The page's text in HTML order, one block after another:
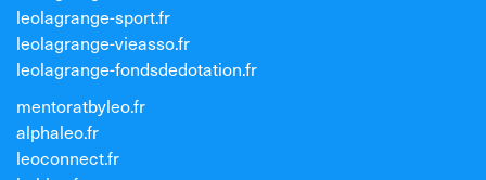
leolagrange-sport.fr
leolagrange-vieasso.fr
leolagrange-fondsdedotation.fr
mentoratbyleo.fr
alphaleo.fr
leoconnect.fr